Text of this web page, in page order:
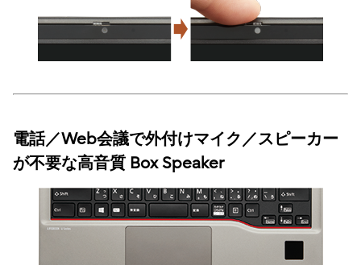
電話／Web会議で外付けマイク／スピーカー
が不要な高音質 Box Speaker